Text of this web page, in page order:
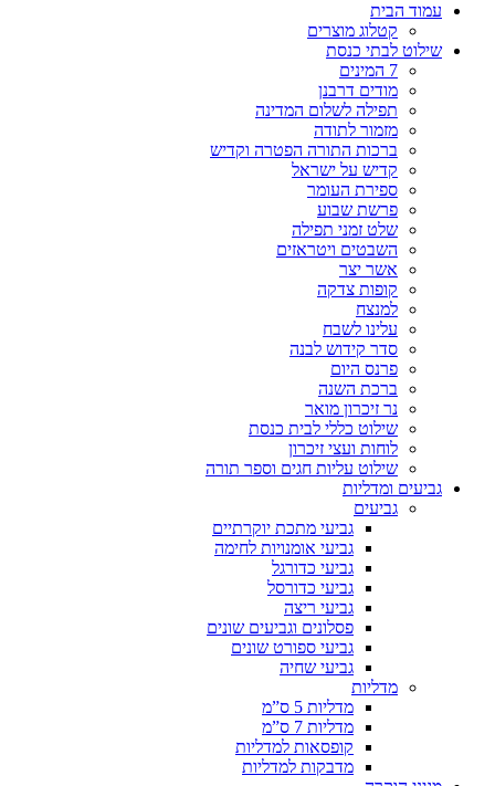
עמוד הבית
קטלוג מוצרים
שילוט לבתי כנסת
7 המינים
מודים דרבנן
תפילה לשלום המדינה
מזמור לתודה
ברכות התורה הפטרה וקדיש
קדיש על ישראל
ספירת העומר
פרשת שבוע
שלט זמני תפילה
השבטים ויטראזים
אשר יצר
קופות צדקה
למנצח
עלינו לשבח
סדר קידוש לבנה
פרנס היום
ברכת השנה
נר זיכרון מואר
שילוט כללי לבית כנסת
לוחות ועצי זיכרון
שילוט עליות חגים וספר תורה
גביעים ומדליות
גביעים
גביעי מתכת יוקרתיים
גביעי אומנויות לחימה
גביעי כדורגל
גביעי כדורסל
גביעי ריצה
פסלונים וגביעים שונים
גביעי ספורט שונים
גביעי שחיה
מדליות
מדליות 5 ס”מ
מדליות 7 ס”מ
קופסאות למדליות
מדבקות למדליות